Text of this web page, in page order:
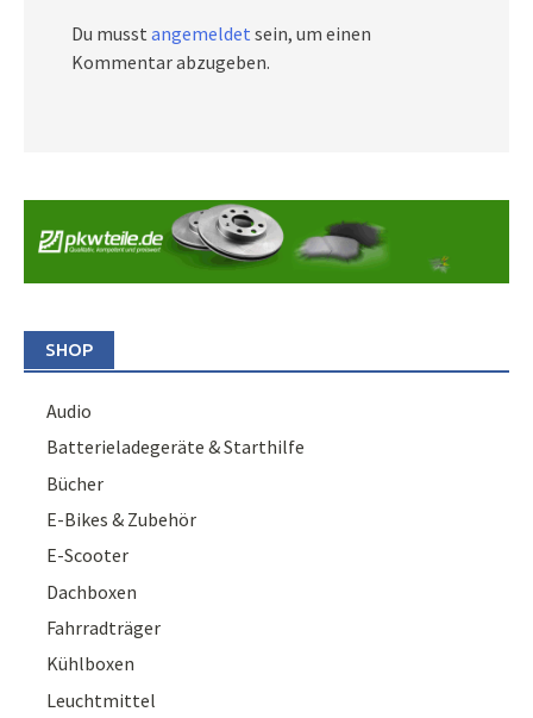
Du musst angemeldet sein, um einen
Kommentar abzugeben.
SHOP
Audio
Batterieladegeräte & Starthilfe
Bücher
E-Bikes & Zubehör
E-Scooter
Dachboxen
Fahrradträger
Kühlboxen
Leuchtmittel